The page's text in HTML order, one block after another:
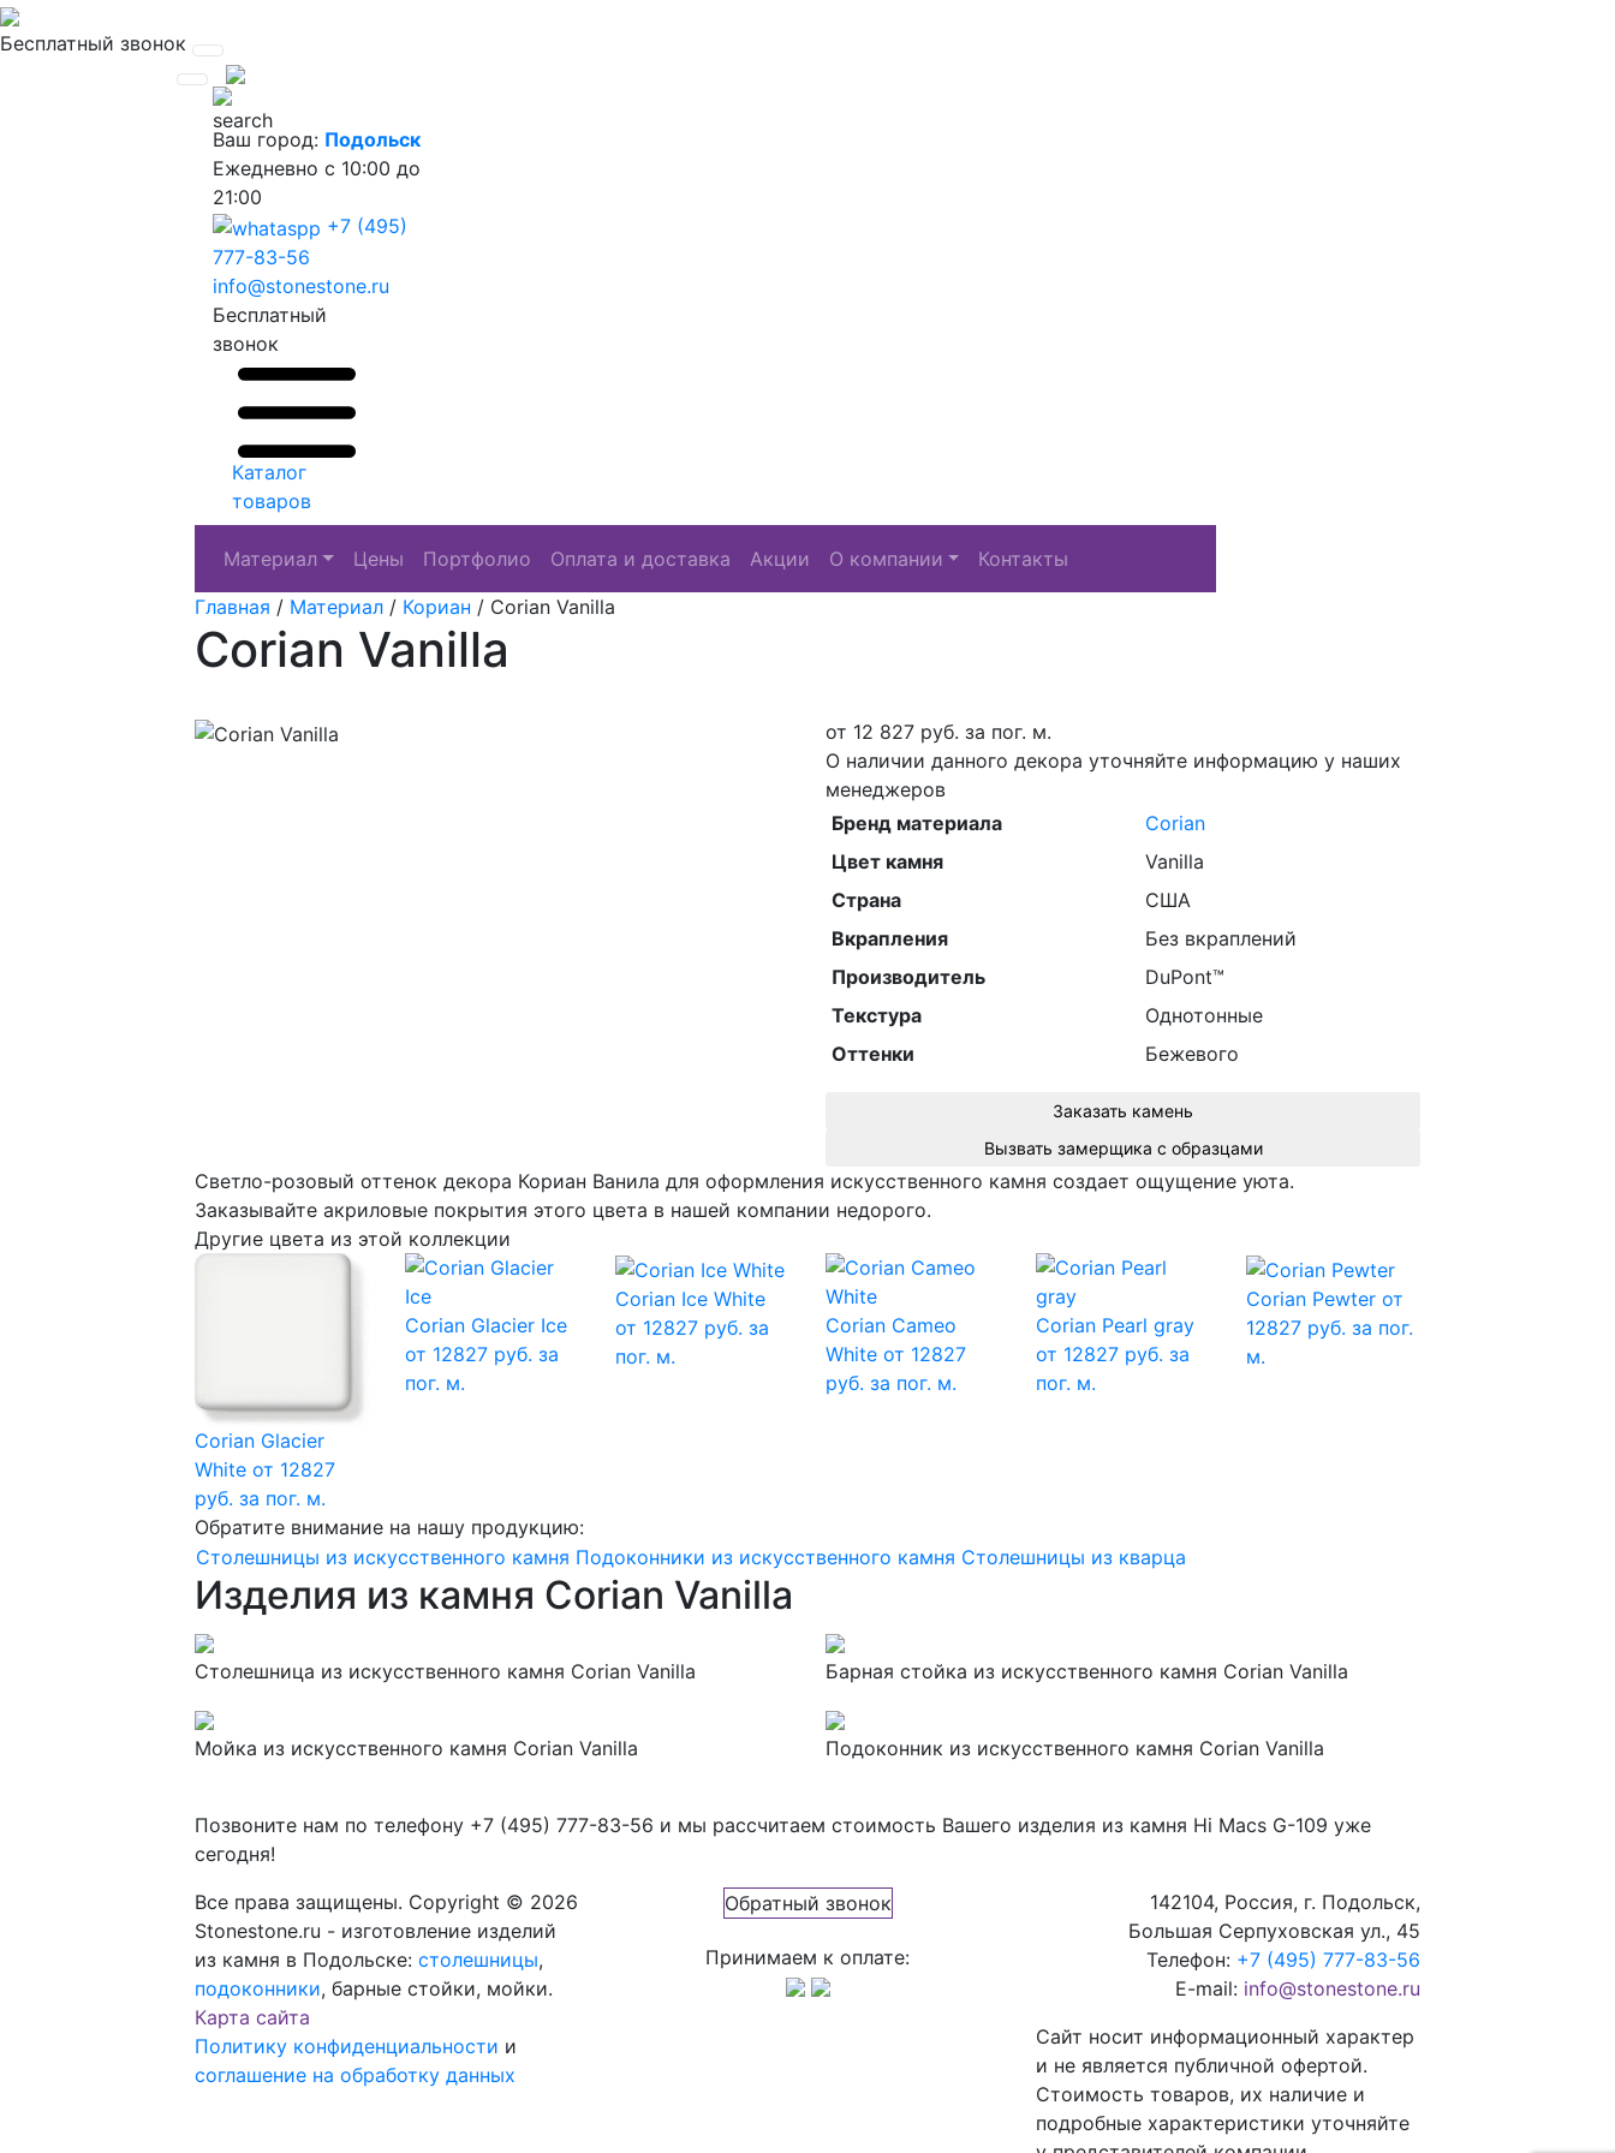
Бесплатный звонок
Ваш город: Подольск
Ежедневно с 10:00 до
21:00
+7 (495)
777-83-56
info@stonestone.ru
Бесплатный
звонок
Каталог
товаров
Материал Цены Портфолио Оплата и доставка Акции О компании
Контакты
Главная / Материал / Кориан / Corian Vanilla
Corian Vanilla
от 12 827 руб. за пог. м.
О наличии данного декора уточняйте информацию у наших
менеджеров
Бренд материала
Corian
Цвет камня
Vanilla
Страна
США
Вкрапления
Без вкраплений
Производитель
DuPont™
Текстура
Однотонные
Оттенки
Бежевого
Заказать камень
Вызвать замерщика с образцами
Светло-розовый оттенок декора Кориан Ванила для оформления искусственного камня создает ощущение уюта.
Заказывайте акриловые покрытия этого цвета в нашей компании недорого.
Другие цвета из этой коллекции
Corian Glacier
White от 12827
руб. за пог. м.
Corian Glacier Ice
от 12827 руб. за
пог. м.
Corian Ice White
от 12827 руб. за
пог. м.
Corian Cameo
White от 12827
руб. за пог. м.
Corian Pearl gray
от 12827 руб. за
пог. м.
Corian Pewter от
12827 руб. за пог.
м.
Обратите внимание на нашу продукцию:
Столешницы из искусственного камня Подоконники из искусственного камня Столешницы из кварца
Изделия из камня Corian Vanilla
Столешница из искусственного камня Corian Vanilla Барная стойка из искусственного камня Corian Vanilla
Мойка из искусственного камня Corian Vanilla Подоконник из искусственного камня Corian Vanilla
Позвоните нам по телефону +7 (495) 777-83-56 и мы рассчитаем стоимость Вашего изделия из камня Hi Macs G-109 уже
сегодня!
Все права защищены. Copyright © 2026
Stonestone.ru - изготовление изделий
из камня в Подольске: столешницы,
подоконники, барные стойки, мойки.
Карта сайта
Политику конфиденциальности и
соглашение на обработку данных
Обратный звонок
Принимаем к оплате:
142104, Россия, г. Подольск,
Большая Серпуховская ул., 45
Телефон: +7 (495) 777-83-56
E-mail: info@stonestone.ru
Сайт носит информационный характер
и не является публичной офертой.
Стоимость товаров, их наличие и
подробные характеристики уточняйте